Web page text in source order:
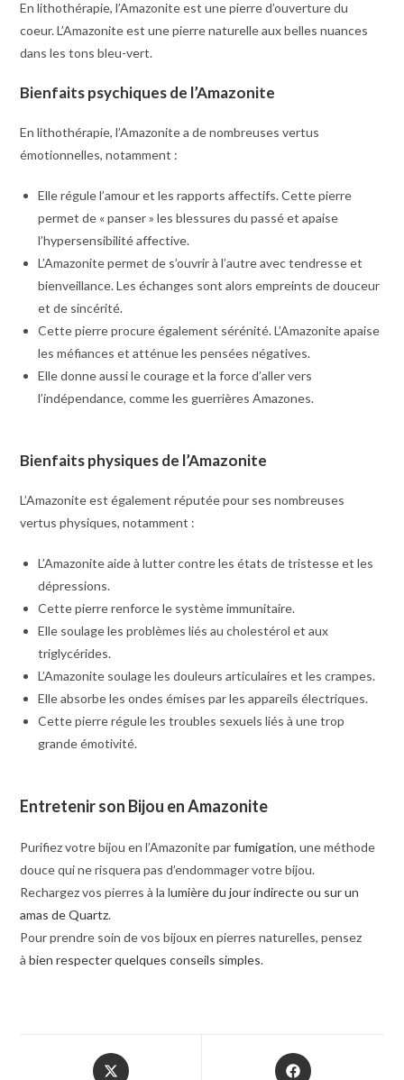
En lithothérapie, l’Amazonite est une pierre d’ouverture du
coeur. L’Amazonite est une pierre naturelle aux belles nuances
dans les tons bleu-vert.
Bienfaits psychiques de l’Amazonite
En lithothérapie, l’Amazonite a de nombreuses vertus
émotionnelles, notamment :
Elle régule l’amour et les rapports affectifs. Cette pierre
permet de « panser » les blessures du passé et apaise
l’hypersensibilité affective.
L’Amazonite permet de s’ouvrir à l’autre avec tendresse et
bienveillance. Les échanges sont alors empreints de douceur
et de sincérité.
Cette pierre procure également sérénité. L’Amazonite apaise
les méfiances et atténue les pensées négatives.
Elle donne aussi le courage et la force d’aller vers
l’indépendance, comme les guerrières Amazones.
Bienfaits physiques de l’Amazonite
L’Amazonite est également réputée pour ses nombreuses
vertus physiques, notamment :
L’Amazonite aide à lutter contre les états de tristesse et les
dépressions.
Cette pierre renforce le système immunitaire.
Elle soulage les problèmes liés au cholestérol et aux
triglycérides.
L’Amazonite soulage les douleurs articulaires et les crampes.
Elle absorbe les ondes émises par les appareils électriques.
Cette pierre régule les troubles sexuels liés à une trop
grande émotivité.
Entretenir son Bijou en Amazonite
Purifiez votre bijou en l’Amazonite parfumigation, une méthode
douce qui ne risquera pas d’endommager votre bijou.
Rechargez vos pierres à la lumière du jour indirecte ou sur un
amas de Quartz.
Pour prendre soin de vos bijoux en pierres naturelles, pensez
àbien respecter quelques conseils simples.